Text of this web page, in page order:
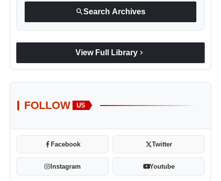
searchSearch Archives
View Full Library chevron_right
FOLLOW US
Facebook Twitter
Instagram Youtube